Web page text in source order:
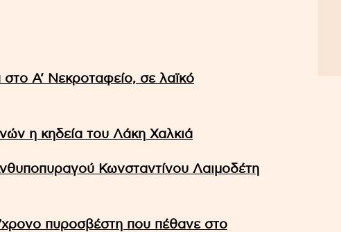
A’ Νεκροταφείο, σε λαϊκό
η κηδεία του Λάκη Χαλκιά
Κωνσταντίνου Λαιμοδέτη
πυροσβέστη που πέθανε στο